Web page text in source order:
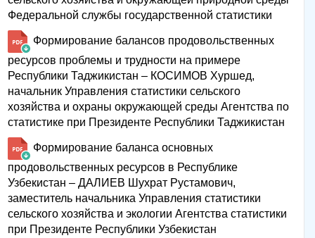
Федеральной службы государственной статистики
Формирование балансов продовольственных
ресурсов проблемы и трудности на примере
Республики Таджикистан – КОСИМОВ Хуршед,
начальник Управления статистики сельского
хозяйства и охраны окружающей среды Агентства по
статистике при Президенте Республики Таджикистан
Формирование баланса основных
продовольственных ресурсов в Республике
Узбекистан – ДАЛИЕВ Шухрат Рустамович,
заместитель начальника Управления статистики
сельского хозяйства и экологии Агентства статистики
при Президенте Республики Узбекистан